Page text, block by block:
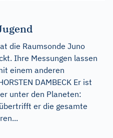
die Raumsonde Juno
Ihre Messungen lassen
einem anderen
DAMBECK Er ist
unter den Planeten:
er die gesamte